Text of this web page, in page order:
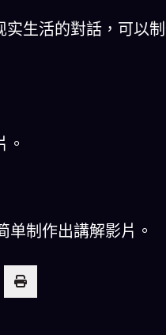
生活的對話，可以
制作出講解影片。